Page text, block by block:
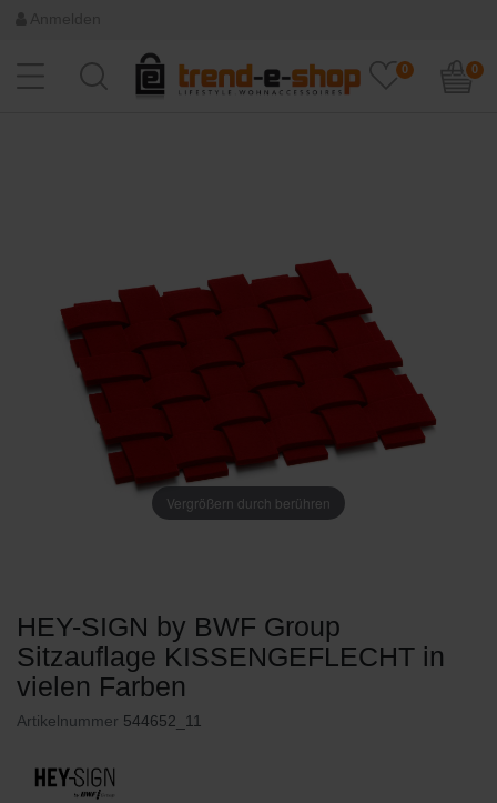
0 0
Vergrößern durch berühren
HEY-SIGN by BWF Group
Sitzauflage KISSENGEFLECHT in
vielen Farben
Artikelnummer 544652_11